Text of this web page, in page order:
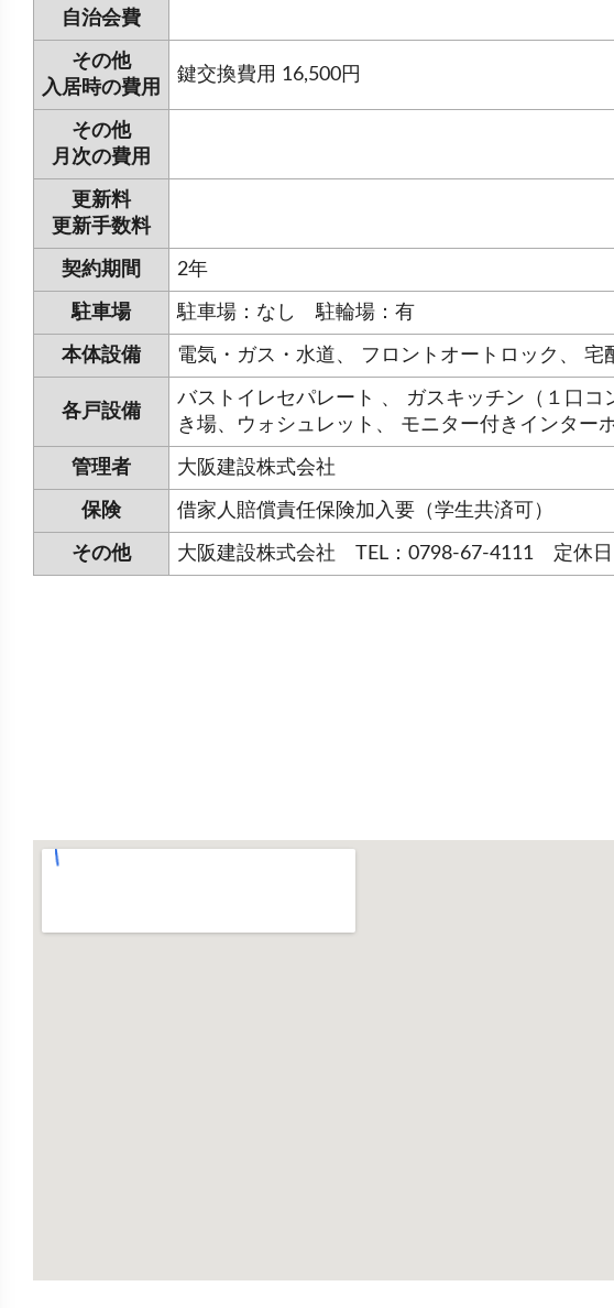
自治会費
その他
入居時の費用
鍵交換費用 16,500円
その他
月次の費用
更新料
更新手数料
契約期間 2年
駐車場 駐車場：なし 駐輪場：有
本体設備 電気・ガス・水道、 フロントオートロック、
各戸設備
バストイレセパレート 、 ガスキッチン（１口
き場、ウォシュレット、 モニター付きインター
管理者 大阪建設株式会社
保険 借家人賠償責任保険加入要（学生共済可）
その他 大阪建設株式会社 TEL：0798-67-4111 定休日